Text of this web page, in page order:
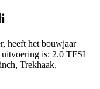
heeft het bouwjaar
uitvoering is: 2.0 TFSI
Trekhaak,